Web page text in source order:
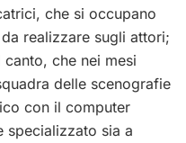
che si occupano
realizzare sugli attori;
che nei mesi
delle scenografie
con il computer
specializzato sia a